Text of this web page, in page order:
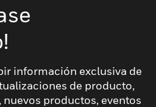
información exclusiva de
de producto,
productos, eventos